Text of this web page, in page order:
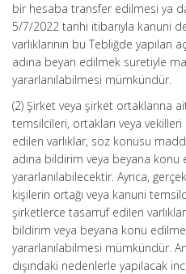
bir hesaba transfer edilmesi ya
5/7/2022 tarihi itibarıyla kanuni
varlıklarının bu Tebliğde yapılan
adına beyan edilmek suretiyle
yararlanılabilmesi mümkündür.
(2) Şirket veya şirket ortaklarına
temsilcileri, ortakları veya
edilen varlıklar, söz konusu
adına bildirim veya beyana
yararlanılabilecektir. Ayrıca,
kişilerin ortağı veya kanuni
şirketlerce tasarruf edilen
bildirim veya beyana konu
yararlanılabilmesi mümkündür.
dışındaki nedenlerle yapılacak